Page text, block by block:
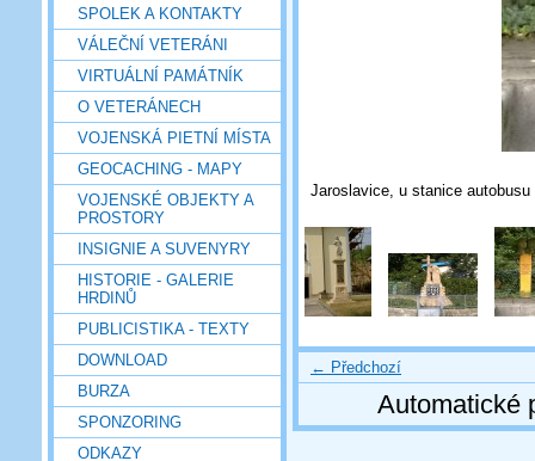
SPOLEK A KONTAKTY
VÁLEČNÍ VETERÁNI
VIRTUÁLNÍ PAMÁTNÍK
O VETERÁNECH
VOJENSKÁ PIETNÍ MÍSTA
GEOCACHING - MAPY
VOJENSKÉ OBJEKTY A
PROSTORY
INSIGNIE A SUVENYRY
HISTORIE - GALERIE
HRDINŮ
PUBLICISTIKA - TEXTY
DOWNLOAD
BURZA
SPONZORING
ODKAZY
Jaroslavice, u stanice autobusu
← Předchozí
Automatické